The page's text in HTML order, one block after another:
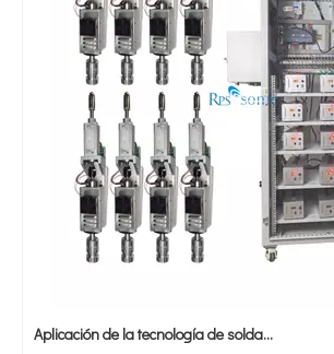
¿Cuál es el principio y la teoría de la